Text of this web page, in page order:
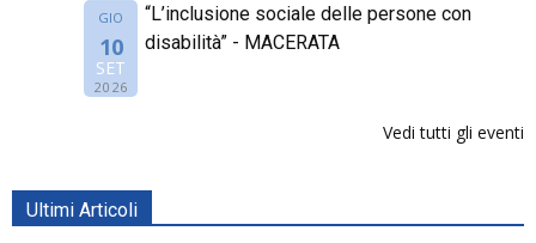
GIO
10
SET
2026
“L’inclusione sociale delle persone con
disabilità” - MACERATA
Vedi tutti gli eventi
Ultimi Articoli